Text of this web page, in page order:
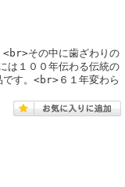
<br>その中に歯ざわりの
は１００年伝わる伝統の
です。<br>６１年変わら